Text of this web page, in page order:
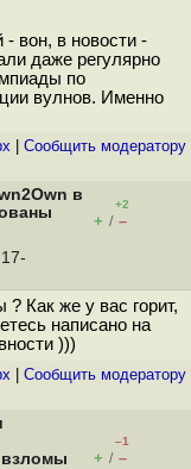
вон, в новости -
даже регулярно
по
вулнов. Именно
Cообщить модератору
в
+2
+ / –
Как же у вас горит,
написано на
)))
Cообщить модератору
–1
+ / –